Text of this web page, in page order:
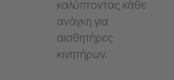
καλύπτοντας κάθε
ανάγκη για
αισθητήρες
κινητήρων.